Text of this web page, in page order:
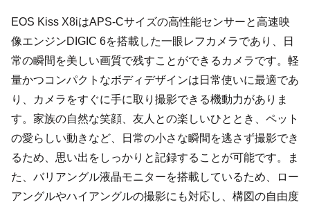
EOS Kiss X8iはAPS-Cサイズの高性能センサーと高速映
像エンジンDIGIC 6を搭載した一眼レフカメラであり、日
常の瞬間を美しい画質で残すことができるカメラです。軽
量かつコンパクトなボディデザインは日常使いに最適であ
り、カメラをすぐに手に取り撮影できる機動力がありま
す。家族の自然な笑顔、友人との楽しいひととき、ペット
の愛らしい動きなど、日常の小さな瞬間を逃さず撮影でき
るため、思い出をしっかりと記録することが可能です。ま
た、バリアングル液晶モニターを搭載しているため、ロー
アングルやハイアングルの撮影にも対応し、構図の自由度